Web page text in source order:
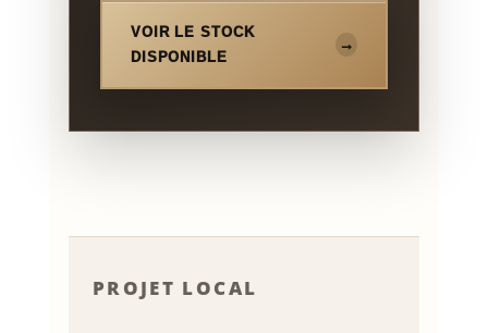
VOIR LE STOCK
DISPONIBLE
PROJET LOCAL